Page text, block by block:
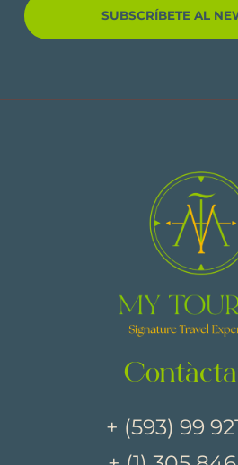
+ (593) 99